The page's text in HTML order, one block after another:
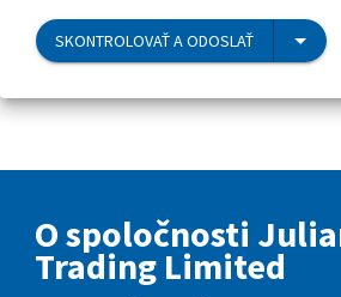
SKONTROLOVAŤ A ODOSLAŤ
O spoločnosti
Trading Limited